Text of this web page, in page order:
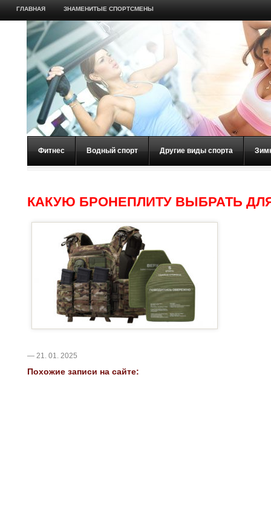
ГЛАВНАЯ ЗНАМЕНИТЫЕ СПОРТСМЕНЫ
Фитнес Водный спорт Другие виды спорта
КАКУЮ БРОНЕПЛИТУ ВЫБРАТЬ
— 21. 01. 2025
Похожие записи на сайте: